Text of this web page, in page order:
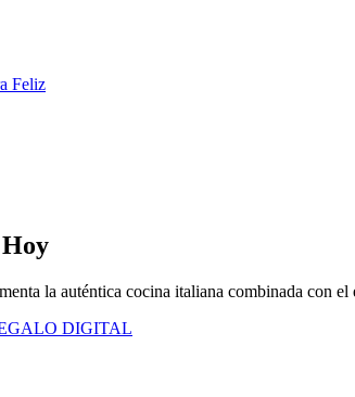
Feliz
la auténtica cocina italiana combinada con
DIGITAL